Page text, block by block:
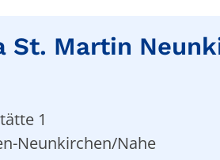
St. Martin
1
Neunkirchen/Nahe